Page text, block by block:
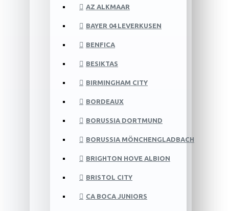
AZ ALKMAAR
BAYER 04 LEVERKUSEN
BENFICA
BESIKTAS
BIRMINGHAM CITY
BORDEAUX
BORUSSIA DORTMUND
BORUSSIA MÖNCHENGLADBACH
BRIGHTON HOVE ALBION
BRISTOL CITY
CA BOCA JUNIORS